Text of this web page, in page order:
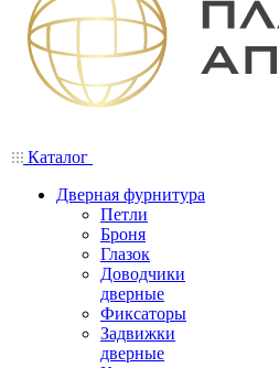
Каталог
Дверная фурнитура
Петли
Броня
Глазок
Доводчики
дверные
Фиксаторы
Задвижки
дверные